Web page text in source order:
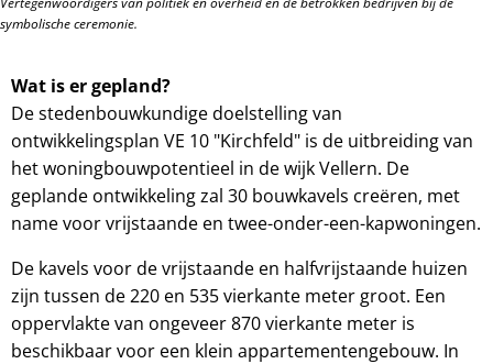
symbolische ceremonie.
Wat is er gepland?
De stedenbouwkundige doelstelling van
ontwikkelingsplan VE 10 "Kirchfeld" is de uitbreiding van
het woningbouwpotentieel in de wijk Vellern. De
geplande ontwikkeling zal 30 bouwkavels creëren, met
name voor vrijstaande en twee-onder-een-kapwoningen.
De kavels voor de vrijstaande en halfvrijstaande huizen
zijn tussen de 220 en 535 vierkante meter groot. Een
oppervlakte van ongeveer 870 vierkante meter is
beschikbaar voor een klein appartementengebouw. In